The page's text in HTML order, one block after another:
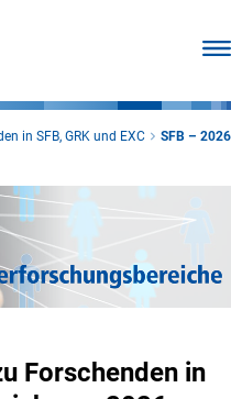
in SFB, GRK und EXC SFB – 2026
Forschenden in